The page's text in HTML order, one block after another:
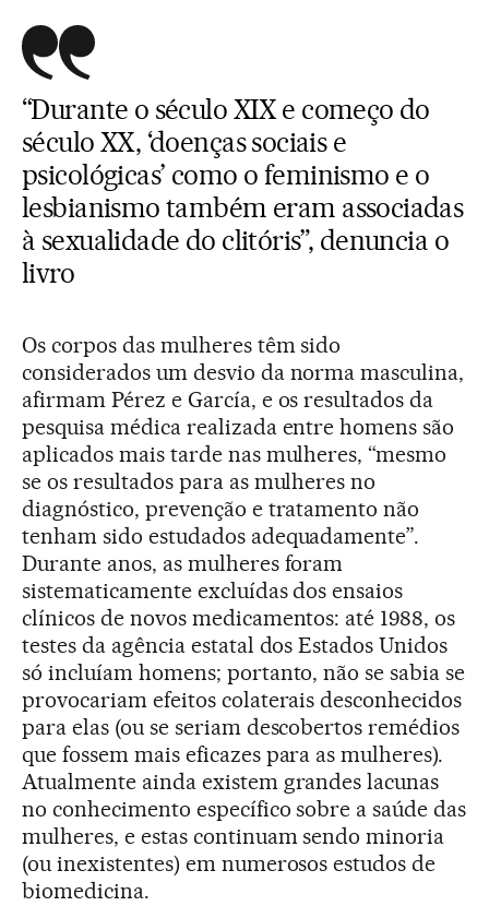
“Durante o século XIX e começo do
século XX, ‘doenças sociais e
psicológicas’ como o feminismo e o
lesbianismo também eram associadas
à sexualidade do clitóris”, denuncia o
livro
Os corpos das mulheres têm sido
considerados um desvio da norma masculina,
afirmam Pérez e García, e os resultados da
pesquisa médica realizada entre homens são
aplicados mais tarde nas mulheres, “mesmo
se os resultados para as mulheres no
diagnóstico, prevenção e tratamento não
tenham sido estudados adequadamente”.
Durante anos, as mulheres foram
sistematicamente excluídas dos ensaios
clínicos de novos medicamentos: até 1988, os
testes da agência estatal dos Estados Unidos
só incluíam homens; portanto, não se sabia se
provocariam efeitos colaterais desconhecidos
para elas (ou se seriam descobertos remédios
que fossem mais eficazes para as mulheres).
Atualmente ainda existem grandes lacunas
no conhecimento específico sobre a saúde das
mulheres, e estas continuam sendo minoria
(ou inexistentes) em numerosos estudos de
biomedicina.